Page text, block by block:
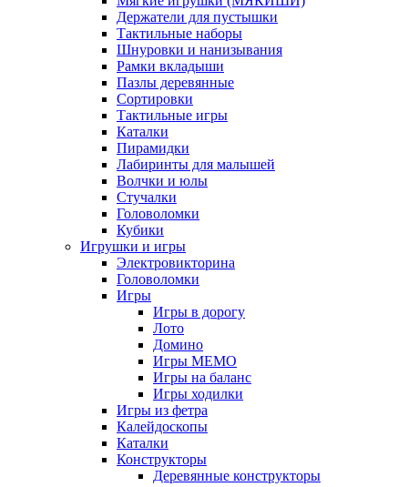
Держатели для пустышки
Тактильные наборы
Шнуровки и нанизывания
Рамки вкладыши
Пазлы деревянные
Сортировки
Тактильные игры
Каталки
Пирамидки
Лабиринты для малышей
Волчки и юлы
Стучалки
Головоломки
Кубики
Игрушки и игры
Электровикторина
Головоломки
Игры
Игры в дорогу
Лото
Домино
Игры МЕМО
Игры на баланс
Игры ходилки
Игры из фетра
Калейдоскопы
Каталки
Конструкторы
Деревянные конструкторы